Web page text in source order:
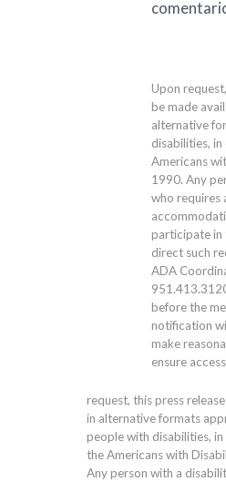
Upon
be made
alternative
disabilities,
Americans
1990. Any
who requires
participate in
direct such
ADA
before the
notification
make
ensure
request, this press
in alternative formats
people with disabilities,
the Americans with
Any person with a